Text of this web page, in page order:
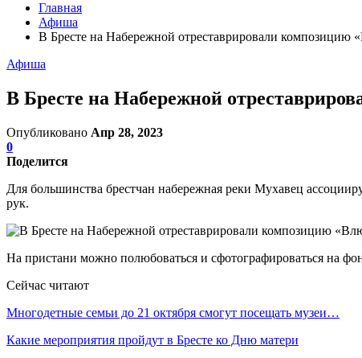
Главная
Афиша
В Бресте на Набережной отреставрировали композицию
Афиша
В Бресте на Набережной
Опубликовано Апр 28, 2023
0
Поделится
Для большинства брестчан набережная реки Мухавец
рук.
На пристани можно полюбоваться и сфотографироваться на
Сейчас читают
Многодетные семьи до 21 октября смогут посещать музеи…
Какие мероприятия пройдут в Бресте ко Дню матери